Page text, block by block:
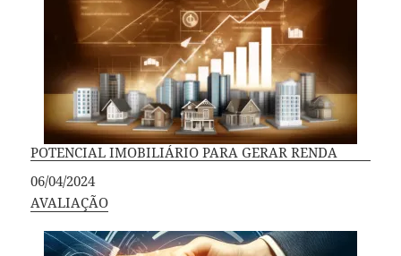
POTENCIAL IMOBILIÁRIO PARA GERAR RENDA
Data
06/04/2024
Em relação a
AVALIAÇÃO